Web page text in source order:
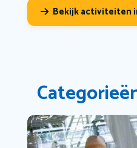
Bekijk activiteiten